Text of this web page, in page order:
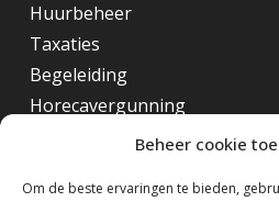
Beheer cookie
Om de beste ervaringen te bieden,
Huurbeheer
Taxaties
Begeleiding
Horecavergunning